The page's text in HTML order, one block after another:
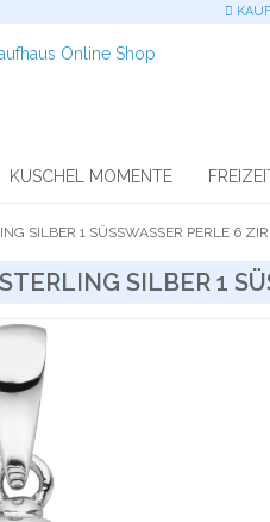
KUSCHEL MOMENTE
SILBER 1 SÜSSWASSER PERLE 6
SILBER 1